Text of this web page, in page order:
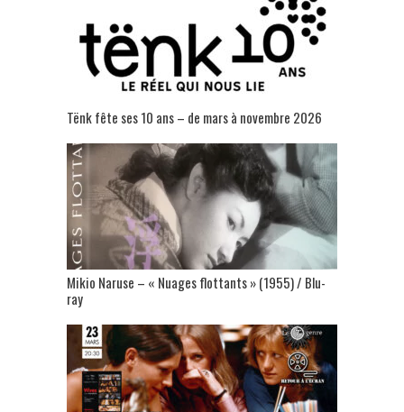
Tënk fête ses 10 ans – de mars à novembre 2026
Mikio Naruse – « Nuages flottants » (1955) / Blu-
ray